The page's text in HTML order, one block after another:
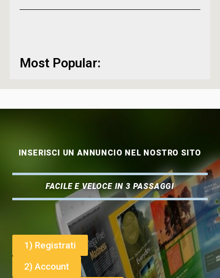
Most Popular:
INSERISCI UN ANNUNCIO NEL NOSTRO SITO
FACILE E VELOCE IN 3 PASSAGGI
1) Registrati
2) Account